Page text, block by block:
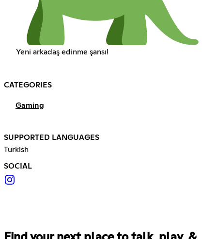
Yeni arkadaş edinme şansı!
CATEGORIES
Gaming
SUPPORTED LANGUAGES
Turkish
SOCIAL